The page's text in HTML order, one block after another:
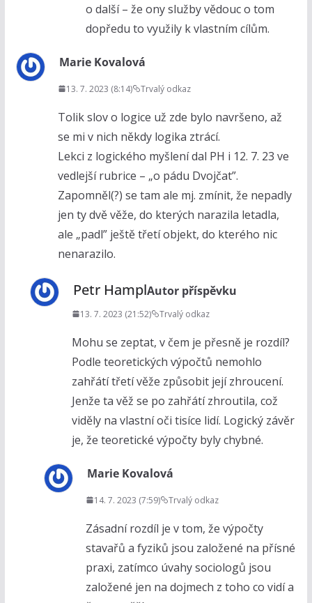
o další – že ony služby vědouc o tom
dopředu to využily k vlastním cílům.
Marie Kovalová
13. 7. 2023 (8:14) Trvalý odkaz
Tolik slov o logice už zde bylo navršeno, až
se mi v nich někdy logika ztrácí.
Lekci z logického myšlení dal PH i 12. 7. 23 ve
vedlejší rubrice – „o pádu Dvojčat”.
Zapomněl(?) se tam ale mj. zmínit, že nepadly
jen ty dvě věže, do kterých narazila letadla,
ale „padl” ještě třetí objekt, do kterého nic
nenarazilo.
Petr HamplAutor příspěvku
13. 7. 2023 (21:52) Trvalý odkaz
Mohu se zeptat, v čem je přesně je rozdíl?
Podle teoretických výpočtů nemohlo
zahřátí třetí věže způsobit její zhroucení.
Jenže ta věž se po zahřátí zhroutila, což
viděly na vlastní oči tisíce lidí. Logický závěr
je, že teoretické výpočty byly chybné.
Marie Kovalová
14. 7. 2023 (7:59) Trvalý odkaz
Zásadní rozdíl je v tom, že výpočty
stavařů a fyziků jsou založené na přísné
praxi, zatímco úvahy sociologů jsou
založené jen na dojmech z toho co vidí a